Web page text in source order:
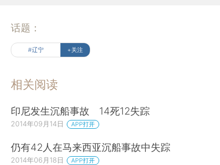
话题：
#辽宁 +关注
相关阅读
印尼发生沉船事故 14死12失踪
2014年09月14日 APP打开
仍有42人在马来西亚沉船事故中失踪
2014年06月18日 APP打开